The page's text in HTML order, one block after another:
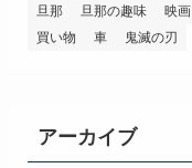
旦那
旦那の趣味 映画
買い物
車 鬼滅の刃
アーカイブ